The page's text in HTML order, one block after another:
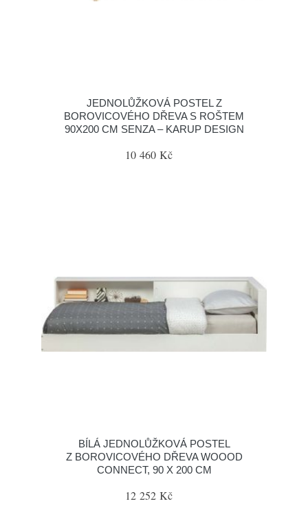
JEDNOLŮŽKOVÁ POSTEL Z
BOROVICOVÉHO DŘEVA S ROŠTEM
90X200 CM SENZA – KARUP DESIGN
10 460 Kč
BÍLÁ JEDNOLŮŽKOVÁ POSTEL
Z BOROVICOVÉHO DŘEVA WOOOD
CONNECT, 90 X 200 CM
12 252 Kč